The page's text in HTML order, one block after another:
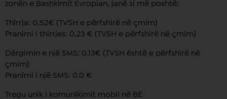
zonën e Bashkimit Evropian, janë si më poshtë:
Thirrja: 0,52€ (TVSH e përfshirë në çmim)
Pranimi i thirrjes: 0,23 € (TVSH e përfshirë në çmim)
Dërgimin e një SMS: 0.13€ (TVSH është e përfshirë në
çmim)
Pranimi i një SMS: 0.0 €
Tregu unik i komunikimit mobil në BE